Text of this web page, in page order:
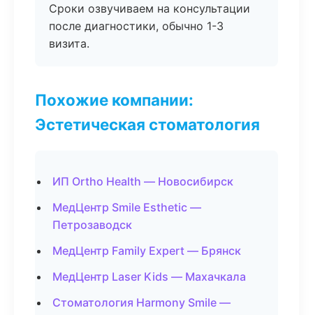
Сроки озвучиваем на консультации
после диагностики, обычно 1-3
визита.
Похожие компании:
Эстетическая стоматология
ИП Ortho Health — Новосибирск
МедЦентр Smile Esthetic —
Петрозаводск
МедЦентр Family Expert — Брянск
МедЦентр Laser Kids — Махачкала
Стоматология Harmony Smile —